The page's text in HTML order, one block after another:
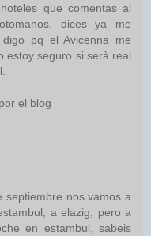
que comentas al
dices ya me
pq el Avicenna me
estoy seguro si serà real
el blog
septiembre nos vamos a
a elazig, pero a
en estambul, sabeis